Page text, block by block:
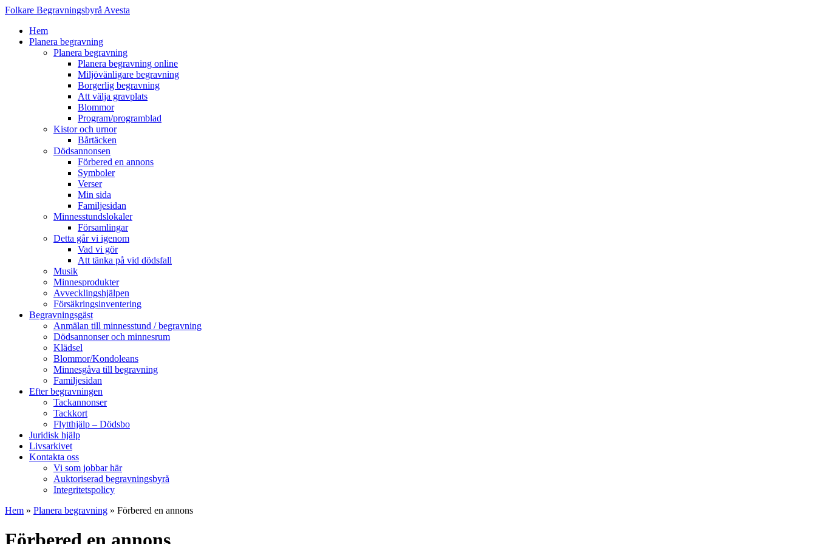
Folkare Begravningsbyrå Avesta
Hem
Planera begravning
Planera begravning
Planera begravning online
Miljövänligare begravning
Borgerlig begravning
Att välja gravplats
Blommor
Program/programblad
Kistor och urnor
Bårtäcken
Dödsannonsen
Förbered en annons
Symboler
Verser
Min sida
Familjesidan
Minnesstundslokaler
Församlingar
Detta går vi igenom
Vad vi gör
Att tänka på vid dödsfall
Musik
Minnesprodukter
Avvecklingshjälpen
Försäkringsinventering
Begravningsgäst
Anmälan till minnesstund / begravning
Dödsannonser och minnesrum
Klädsel
Blommor/Kondoleans
Minnesgåva till begravning
Familjesidan
Efter begravningen
Tackannonser
Tackkort
Flytthjälp – Dödsbo
Juridisk hjälp
Livsarkivet
Kontakta oss
Vi som jobbar här
Auktoriserad begravningsbyrå
Integritetspolicy
Hem » Planera begravning » Förbered en annons